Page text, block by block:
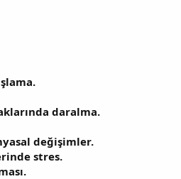
daralma.
değişimler.
stres.